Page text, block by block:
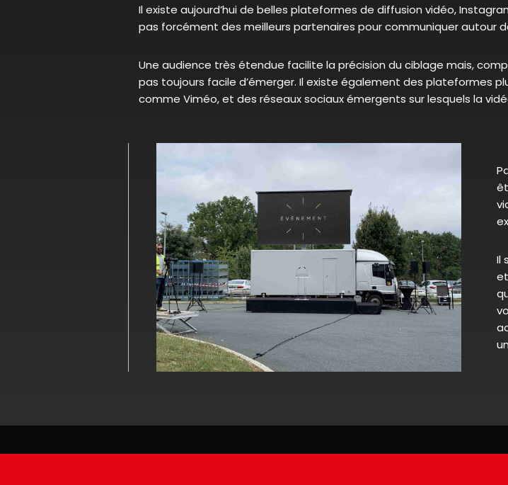
Il existe aujourd’hui de belles plateformes de diffusion vidéo,
pas forcément des meilleurs partenaires pour communiquer autour
Une audience très étendue facilite la précision du ciblage mais,
pas toujours facile d’émerger. Il existe également des plateformes
comme Viméo, et des réseaux sociaux émergents sur lesquels la
Il